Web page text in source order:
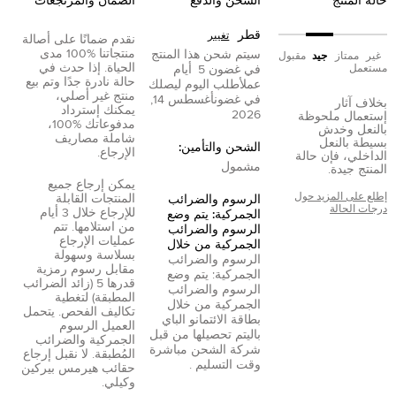
غير
مستعمل
ممتاز جيد مقبول
بخلاف آثار
إستعمال ملحوظة
بالنعل وخدش
بسيطة بالنعل
الداخلي، فإن حالة
المنتج جيدة.
إطلع على المزيد حول
درجات الحالة
قطر تغيير
سيتم شحن هذا المنتج
في غضون 5
أيام
عملأطلب اليوم ليصلك
في غضون
أغسطس 14,
2026
الشحن والتأمين:
مشمول
الرسوم والضرائب
الجمركية: يتم وضع
الرسوم والضرائب
الجمركية من خلال
الرسوم والضرائب
الجمركية: يتم وضع
الرسوم والضرائب
الجمركية من خلال
بطاقة الائتمانو
الباي
باليتم تحصيلها من قبل
شركة الشحن مباشرة
وقت التسليم .
نقدم ضمانًا على أصالة
منتجاتنا %100 مدى
الحياة. إذا حدث في
حالة نادرة جدًا وتم بيع
منتج غير أصلي،
يمكنك إسترداد
مدفوعاتك %100،
شاملة مصاريف
الإرجاع.
يمكن إرجاع جميع
المنتجات القابلة
للإرجاع خلال 3 أيام
من استلامها. تتم
عمليات الإرجاع
بسلاسة وسهولة
مقابل رسوم رمزية
قدرها 5 (زائد الضرائب
المطبقة) لتغطية
تكاليف الفحص. يتحمل
العميل الرسوم
الجمركية والضرائب
المُطبقة. لا نقبل إرجاع
حقائب هيرمس بيركين
وكيلي.